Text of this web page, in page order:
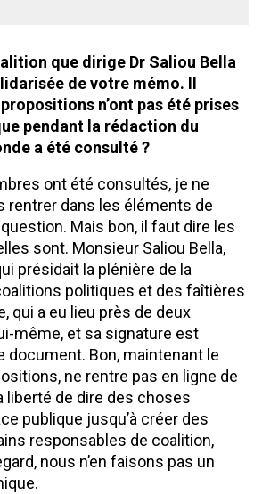
que dirige Dr Saliou Bella
de votre mémo. Il
n’ont pas été prises
pendant la rédaction du
a été consulté ?
ont été consultés, je ne
rentrer dans les éléments de
Mais bon, il faut dire les
sont. Monsieur Saliou Bella,
présidait la plénière de la
politiques et des faîtières
qui a eu lieu près de deux
même, et sa signature est
document. Bon, maintenant le
ne rentre pas en ligne de
liberté de dire des choses
publique jusqu’à créer des
responsables de coalition,
nous n’en faisons pas un